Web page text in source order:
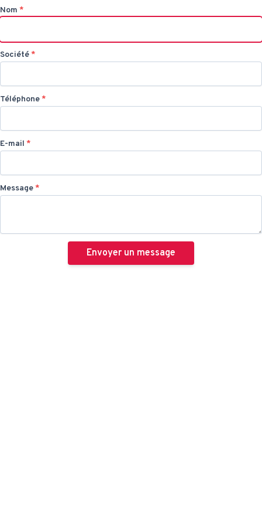
Nom *
Société*
Téléphone*
E-mail *
Message*
Envoyer un message